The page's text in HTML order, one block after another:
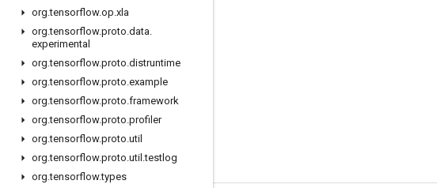
org.tensorflow.op.xla
org.tensorflow.proto.data.
experimental
org.tensorflow.proto.distruntime
org.tensorflow.proto.example
org.tensorflow.proto.framework
org.tensorflow.proto.profiler
org.tensorflow.proto.util
org.tensorflow.proto.util .testlog
org.tensorflow.types
সবসময় যুক্ত থাকুন
GitHub
Twitter